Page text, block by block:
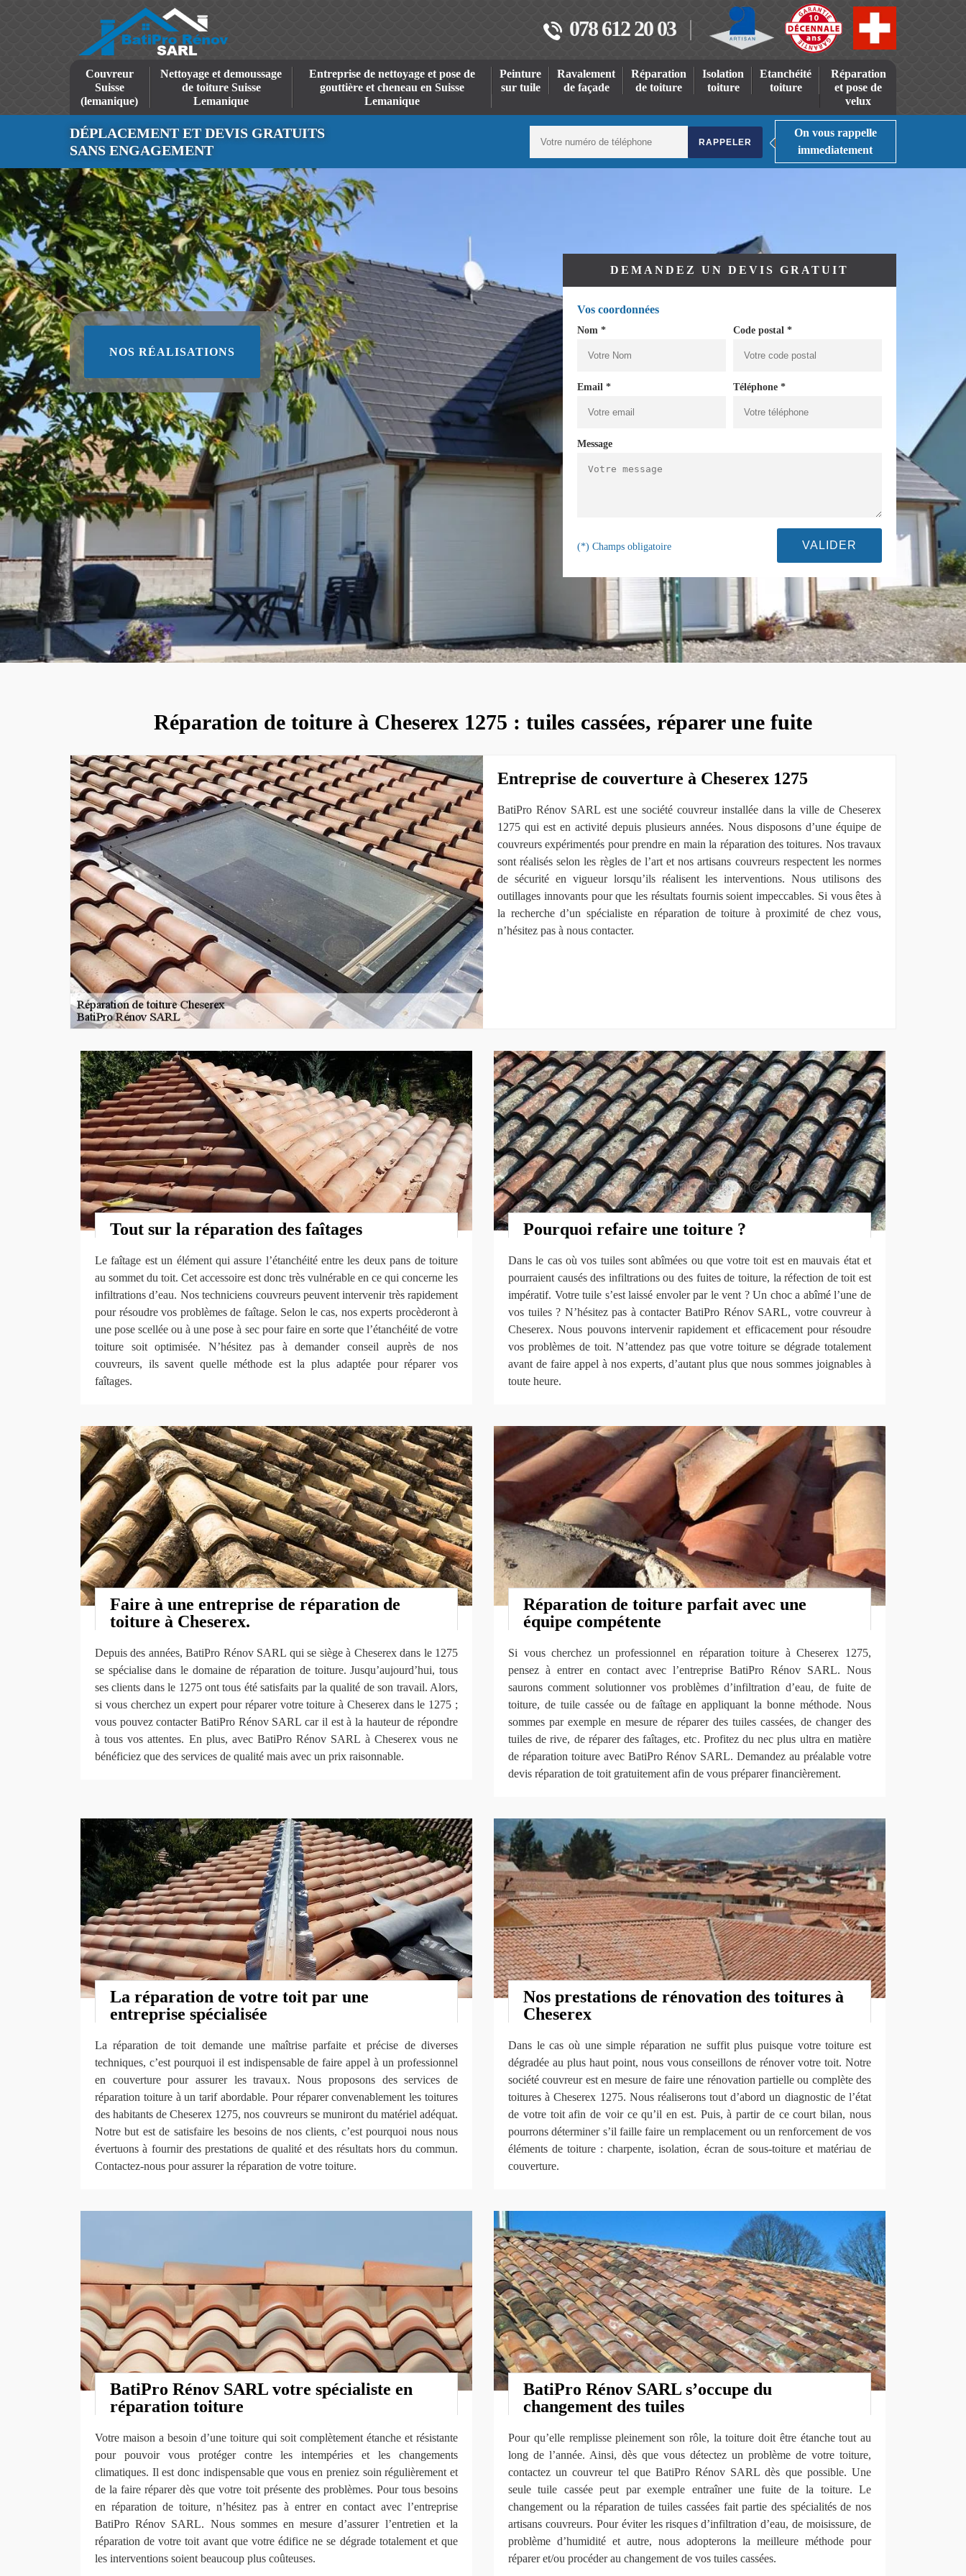
078 612 20 03
Couvreur
Suisse
(lemanique)
Nettoyage et demoussage
de toiture Suisse
Lemanique
Entreprise de nettoyage et pose de
gouttière et cheneau en Suisse
Lemanique
Peinture
sur tuile
Ravalement
de façade
Réparation
de toiture
Isolation
toiture
Etanchéité
toiture
Réparation
et pose de
velux
DÉPLACEMENT ET DEVIS GRATUITS
SANS ENGAGEMENT
On vous rappelle
immediatement
NOS RÉALISATIONS
DEMANDEZ UN DEVIS GRATUIT
Vos coordonnées
Nom * Code postal *
Email * Téléphone *
Message
(*) Champs obligatoire
Réparation de toiture à Cheserex 1275 : tuiles cassées, réparer une fuite
Entreprise de couverture à Cheserex 1275
BatiPro Rénov SARL est une société couvreur installée dans la ville de Cheserex
1275 qui est en activité depuis plusieurs années. Nous disposons d’une équipe de
couvreurs expérimentés pour prendre en main la réparation des toitures. Nos travaux
sont réalisés selon les règles de l’art et nos artisans couvreurs respectent les normes
de sécurité en vigueur lorsqu’ils réalisent les interventions. Nous utilisons des
outillages innovants pour que les résultats fournis soient impeccables. Si vous êtes à
la recherche d’un spécialiste en réparation de toiture à proximité de chez vous,
n’hésitez pas à nous contacter.
Tout sur la réparation des faîtages
Le faîtage est un élément qui assure l’étanchéité entre les deux pans de toiture
au sommet du toit. Cet accessoire est donc très vulnérable en ce qui concerne les
infiltrations d’eau. Nos techniciens couvreurs peuvent intervenir très rapidement
pour résoudre vos problèmes de faîtage. Selon le cas, nos experts procèderont à
une pose scellée ou à une pose à sec pour faire en sorte que l’étanchéité de votre
toiture soit optimisée. N’hésitez pas à demander conseil auprès de nos
couvreurs, ils savent quelle méthode est la plus adaptée pour réparer vos
faîtages.
Pourquoi refaire une toiture ?
Dans le cas où vos tuiles sont abîmées ou que votre toit est en mauvais état et
pourraient causés des infiltrations ou des fuites de toiture, la réfection de toit est
impératif. Votre tuile s’est laissé envoler par le vent ? Un choc a abîmé l’une de
vos tuiles ? N’hésitez pas à contacter BatiPro Rénov SARL, votre couvreur à
Cheserex. Nous pouvons intervenir rapidement et efficacement pour résoudre
vos problèmes de toit. N’attendez pas que votre toiture se dégrade totalement
avant de faire appel à nos experts, d’autant plus que nous sommes joignables à
toute heure.
Faire à une entreprise de réparation de
toiture à Cheserex.
Depuis des années, BatiPro Rénov SARL qui se siège à Cheserex dans le 1275
se spécialise dans le domaine de réparation de toiture. Jusqu’aujourd’hui, tous
ses clients dans le 1275 ont tous été satisfaits par la qualité de son travail. Alors,
si vous cherchez un expert pour réparer votre toiture à Cheserex dans le 1275 ;
vous pouvez contacter BatiPro Rénov SARL car il est à la hauteur de répondre
à tous vos attentes. En plus, avec BatiPro Rénov SARL à Cheserex vous ne
bénéficiez que des services de qualité mais avec un prix raisonnable.
Réparation de toiture parfait avec une
équipe compétente
Si vous cherchez un professionnel en réparation toiture à Cheserex 1275,
pensez à entrer en contact avec l’entreprise BatiPro Rénov SARL. Nous
saurons comment solutionner vos problèmes d’infiltration d’eau, de fuite de
toiture, de tuile cassée ou de faîtage en appliquant la bonne méthode. Nous
sommes par exemple en mesure de réparer des tuiles cassées, de changer des
tuiles de rive, de réparer des faîtages, etc. Profitez du nec plus ultra en matière
de réparation toiture avec BatiPro Rénov SARL. Demandez au préalable votre
devis réparation de toit gratuitement afin de vous préparer financièrement.
La réparation de votre toit par une
entreprise spécialisée
La réparation de toit demande une maîtrise parfaite et précise de diverses
techniques, c’est pourquoi il est indispensable de faire appel à un professionnel
en couverture pour assurer les travaux. Nous proposons des services de
réparation toiture à un tarif abordable. Pour réparer convenablement les toitures
des habitants de Cheserex 1275, nos couvreurs se muniront du matériel adéquat.
Notre but est de satisfaire les besoins de nos clients, c’est pourquoi nous nous
évertuons à fournir des prestations de qualité et des résultats hors du commun.
Contactez-nous pour assurer la réparation de votre toiture.
Nos prestations de rénovation des toitures à
Cheserex
Dans le cas où une simple réparation ne suffit plus puisque votre toiture est
dégradée au plus haut point, nous vous conseillons de rénover votre toit. Notre
société couvreur est en mesure de faire une rénovation partielle ou complète des
toitures à Cheserex 1275. Nous réaliserons tout d’abord un diagnostic de l’état
de votre toit afin de voir ce qu’il en est. Puis, à partir de ce court bilan, nous
pourrons déterminer s’il faille faire un remplacement ou un renforcement de vos
éléments de toiture : charpente, isolation, écran de sous-toiture et matériau de
couverture.
BatiPro Rénov SARL votre spécialiste en
réparation toiture
Votre maison a besoin d’une toiture qui soit complètement étanche et résistante
pour pouvoir vous protéger contre les intempéries et les changements
climatiques. Il est donc indispensable que vous en preniez soin régulièrement et
de la faire réparer dès que votre toit présente des problèmes. Pour tous besoins
en réparation de toiture, n’hésitez pas à entrer en contact avec l’entreprise
BatiPro Rénov SARL. Nous sommes en mesure d’assurer l’entretien et la
réparation de votre toit avant que votre édifice ne se dégrade totalement et que
les interventions soient beaucoup plus coûteuses.
BatiPro Rénov SARL s’occupe du
changement des tuiles
Pour qu’elle remplisse pleinement son rôle, la toiture doit être étanche tout au
long de l’année. Ainsi, dès que vous détectez un problème de votre toiture,
contactez un couvreur tel que BatiPro Rénov SARL dès que possible. Une
seule tuile cassée peut par exemple entraîner une fuite de la toiture. Le
changement ou la réparation de tuiles cassées fait partie des spécialités de nos
artisans couvreurs. Pour éviter les risques d’infiltration d’eau, de moisissure, de
problème d’humidité et autre, nous adopterons la meilleure méthode pour
réparer et/ou procéder au changement de vos tuiles cassées.